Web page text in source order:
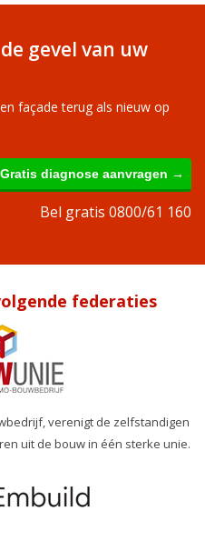
gevel van uw
façade terug als nieuw op
Gratis diagnose aanvragen →
Bel gratis 0800/61 160
federaties
verenigt de zelfstandigen
uit de bouw in één sterke unie.